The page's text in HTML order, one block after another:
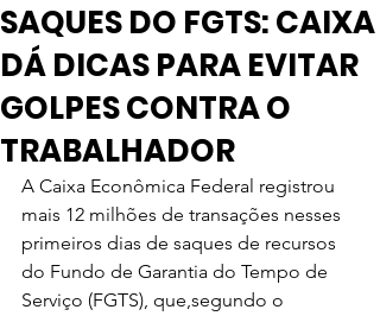
SAQUES DO FGTS: CAIXA
DÁ DICAS PARA EVITAR
GOLPES CONTRA O
TRABALHADOR
A Caixa Econômica Federal registrou
mais 12 milhões de transações nesses
primeiros dias de saques de recursos
do Fundo de Garantia do Tempo de
Serviço (FGTS), que,segundo o